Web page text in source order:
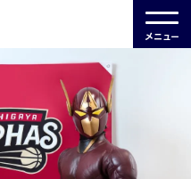
メニュー